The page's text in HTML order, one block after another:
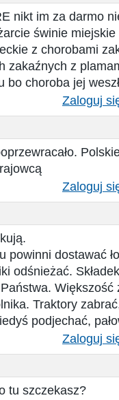
nikt im za darmo
świnie
z chorobami
zakaźnych z
bo choroba jej
Zaloguj
Zaloguj
powinni dostawać
odśnieżać.
Większość
Traktory
podjechać,
Zaloguj
tu szczekasz?